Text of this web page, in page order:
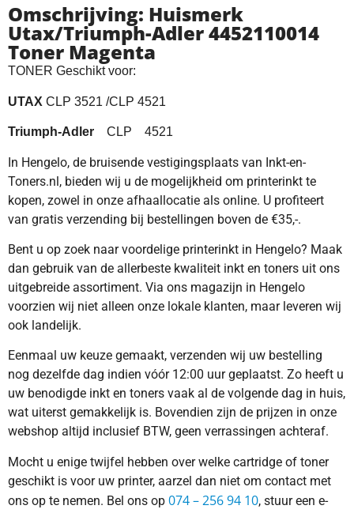
Omschrijving: Huismerk
Utax/Triumph-Adler 4452110014
Toner Magenta
TONER Geschikt voor:
UTAX CLP 3521 /CLP 4521
Triumph-Adler CLP 4521
In Hengelo, de bruisende vestigingsplaats van Inkt-en-
Toners.nl, bieden wij u de mogelijkheid om printerinkt te
kopen, zowel in onze afhaallocatie als online. U profiteert
van gratis verzending bij bestellingen boven de €35,-.
Bent u op zoek naar voordelige printerinkt in Hengelo? Maak
dan gebruik van de allerbeste kwaliteit inkt en toners uit ons
uitgebreide assortiment. Via ons magazijn in Hengelo
voorzien wij niet alleen onze lokale klanten, maar leveren wij
ook landelijk.
Eenmaal uw keuze gemaakt, verzenden wij uw bestelling
nog dezelfde dag indien vóór 12:00 uur geplaatst. Zo heeft u
uw benodigde inkt en toners vaak al de volgende dag in huis,
wat uiterst gemakkelijk is. Bovendien zijn de prijzen in onze
webshop altijd inclusief BTW, geen verrassingen achteraf.
Mocht u enige twijfel hebben over welke cartridge of toner
geschikt is voor uw printer, aarzel dan niet om contact met
ons op te nemen. Bel ons op 074 – 256 94 10, stuur een e-